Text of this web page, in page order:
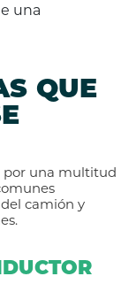
una
QUE
por una multitud
camión y